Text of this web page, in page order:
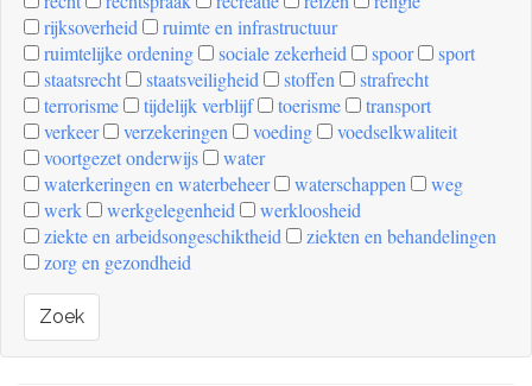
rijksoverheid
ruimte en infrastructuur
ruimtelijke ordening
sociale zekerheid spoor
sport
staatsrecht
staatsveiligheid stoffen
strafrecht
terrorisme
tijdelijk verblijf toerisme
transport
verkeer
verzekeringen voeding
voedselkwaliteit
voortgezet onderwijs
water
waterkeringen en waterbeheer
waterschappen
weg
werk
werkgelegenheid
werkloosheid
ziekte en arbeidsongeschiktheid
ziekten en behandelingen
zorg en gezondheid
Zoek